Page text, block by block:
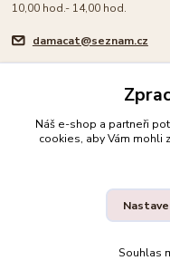
10,00 hod.- 14,00 hod.
damacat@seznam.cz
🐾 Rodinný e-shop pro
Vytvořeno
Náš e-shop a partneři
cookies, aby Vám mohli
Souhlas